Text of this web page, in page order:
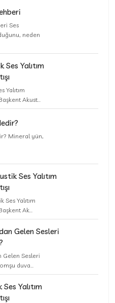
Ses
neden
Ses Yalıtım
Yalıtım
Akust...
Mineral yün,
Ses Yalıtım
Ses Yalıtım
Ak...
Gelen Sesleri
Gelen Sesleri
duva...
Yalıtım